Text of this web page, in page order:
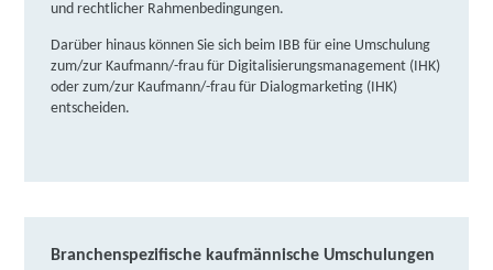
und rechtlicher Rahmenbedingungen.
Darüber hinaus können Sie sich beim IBB für eine Umschulung
zum/zur Kaufmann/-frau für Digitalisierungsmanagement (IHK)
oder zum/zur Kaufmann/-frau für Dialogmarketing (IHK)
entscheiden.
Branchenspezifische kaufmännische Umschulungen